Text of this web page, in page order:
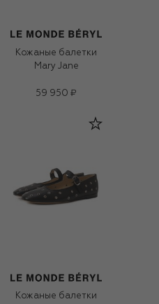
Кожаные балетки
Mary Jane
59 950 ₽
Кожаные балетки